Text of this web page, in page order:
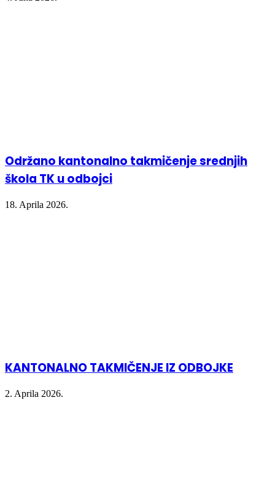
Održano kantonalno takmičenje srednjih
škola TK u odbojci
18. Aprila 2026.
KANTONALNO TAKMIČENJE IZ ODBOJKE
2. Aprila 2026.